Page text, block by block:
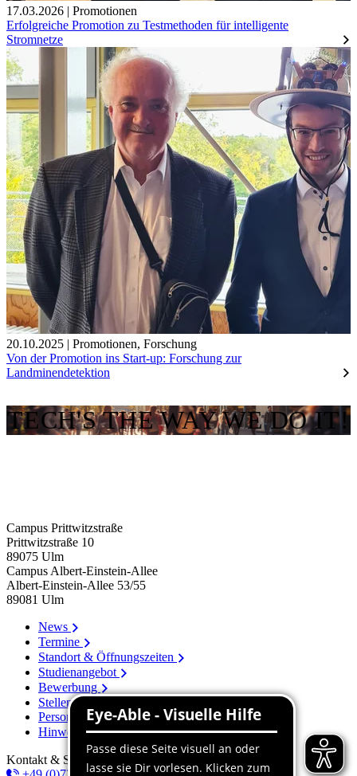
17.03.2026 | Promotionen
Erfolgreiche Promotion zu Testmethoden für intelligente
Stromnetze
20.10.2025 | Promotionen, Forschung
Von der Promotion ins Start-up: Forschung zur
Landminendetektion
TECH'S THE WAY WE DO IT!
Campus Prittwitzstraße
Prittwitzstraße 10
89075 Ulm
Campus Albert-Einstein-Allee
Albert-Einstein-Allee 53/​55
89081 Ulm
News
Termine
Standort & Öffnungszeiten
Studienangebot
Bewerbung
Stellenangebote
Personenverzeichnis
Hinweissystem
Kontakt & Service